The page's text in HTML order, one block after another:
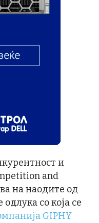
и
and
на наодите од
со која се
GIPHY